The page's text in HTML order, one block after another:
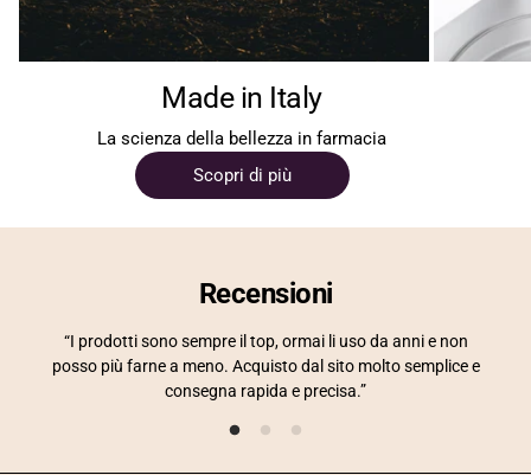
Made in Italy
La scienza della bellezza in farmacia
Scopri di più
Recensioni
“I prodotti sono sempre il top, ormai li uso da anni e non
posso più farne a meno. Acquisto dal sito molto semplice e
consegna rapida e precisa.”